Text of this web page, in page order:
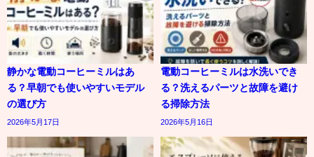
静かな電動コーヒーミルはあ
る？早朝でも使いやすいモデル
の選び方
2026年5月17日
電動コーヒーミルは水洗いでき
る？洗えるパーツと故障を避け
る掃除方法
2026年5月16日